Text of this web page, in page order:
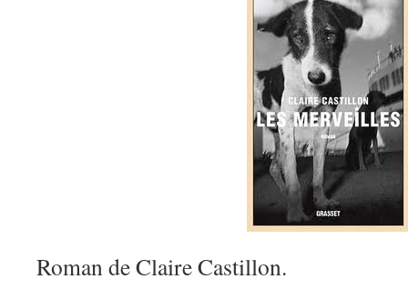
Roman de Claire Castillon.